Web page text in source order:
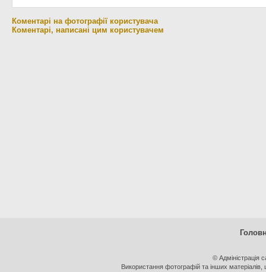
Коментарі на фотографії користувача
Коментарі, написані цим користувачем
© Адміністрація
Використання фотографій та інших матеріалів,